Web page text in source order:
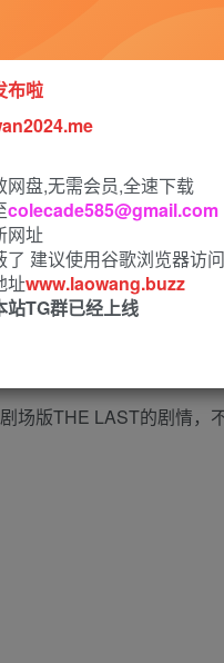
特点就是混战破坏效果
场版THE LAST的剧情
布啦
网盘,无需会员,全速下载
colecade585@gmail.com
网址
了 建议使用谷歌浏览器访问
址www.laowang.buzz
站TG群已经上线